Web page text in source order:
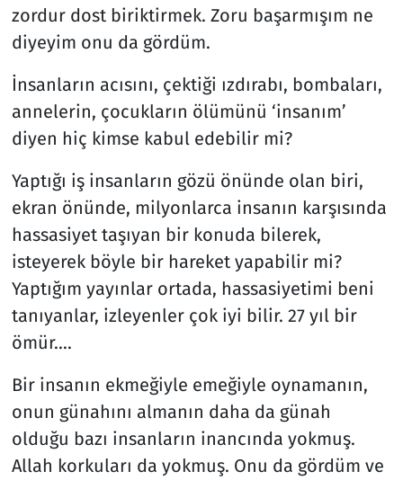
zordur dost biriktirmek. Zoru başarmışım ne
diyeyim onu da gördüm.
İnsanların acısını, çektiği ızdırabı, bombaları,
annelerin, çocukların ölümünü ‘insanım’
diyen hiç kimse kabul edebilir mi?
Yaptığı iş insanların gözü önünde olan biri,
ekran önünde, milyonlarca insanın karşısında
hassasiyet taşıyan bir konuda bilerek,
isteyerek böyle bir hareket yapabilir mi?
Yaptığım yayınlar ortada, hassasiyetimi beni
tanıyanlar, izleyenler çok iyi bilir. 27 yıl bir
ömür….
Bir insanın ekmeğiyle emeğiyle oynamanın,
onun günahını almanın daha da günah
olduğu bazı insanların inancında yokmuş.
Allah korkuları da yokmuş. Onu da gördüm ve